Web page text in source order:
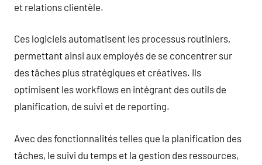
et relations clientèle.
Ces logiciels automatisent les processus routiniers,
permettant ainsi aux employés de se concentrer sur
des tâches plus stratégiques et créatives. Ils
optimisent les workflows en intégrant des outils de
planification, de suivi et de reporting.
Avec des fonctionnalités telles que la planification des
tâches, le suivi du temps et la gestion des ressources,